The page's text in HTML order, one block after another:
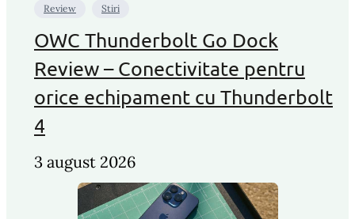
Review Stiri
OWC Thunderbolt Go Dock
Review – Conectivitate pentru
orice echipament cu Thunderbolt
4
3 august 2026